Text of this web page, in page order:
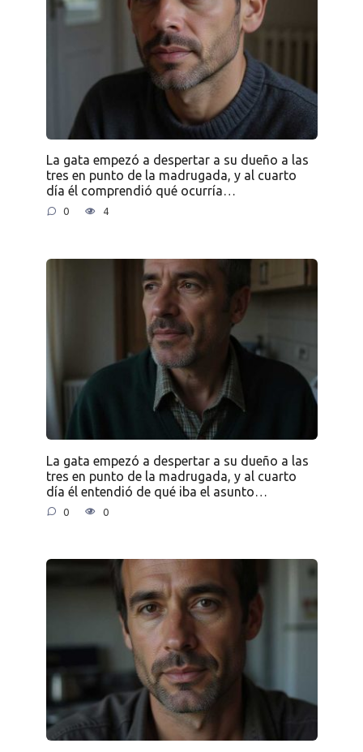
La gata empezó a despertar a su dueño a las
tres en punto de la madrugada, y al cuarto
día él comprendió qué ocurría…
0 4
La gata empezó a despertar a su dueño a las
tres en punto de la madrugada, y al cuarto
día él entendió de qué iba el asunto…
0 0